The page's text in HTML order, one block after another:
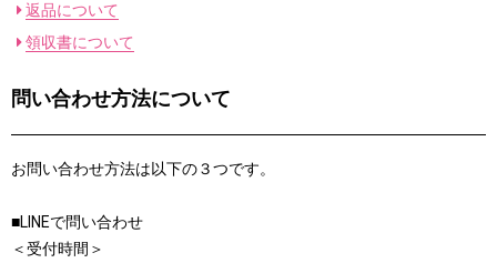
返品について
領収書について
問い合わせ方法について
お問い合わせ方法は以下の３つです。
■LINEで問い合わせ
＜受付時間＞